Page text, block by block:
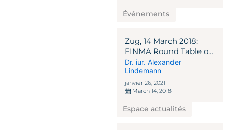
Événements
Zug, 14 March 2018:
FINMA Round Table on
ICO Guidelines
Dr. iur. Alexander
Lindemann
janvier 26, 2021
March 14, 2018
Espace actualités